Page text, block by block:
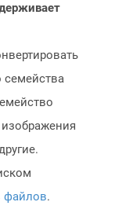
изображения
файлов.